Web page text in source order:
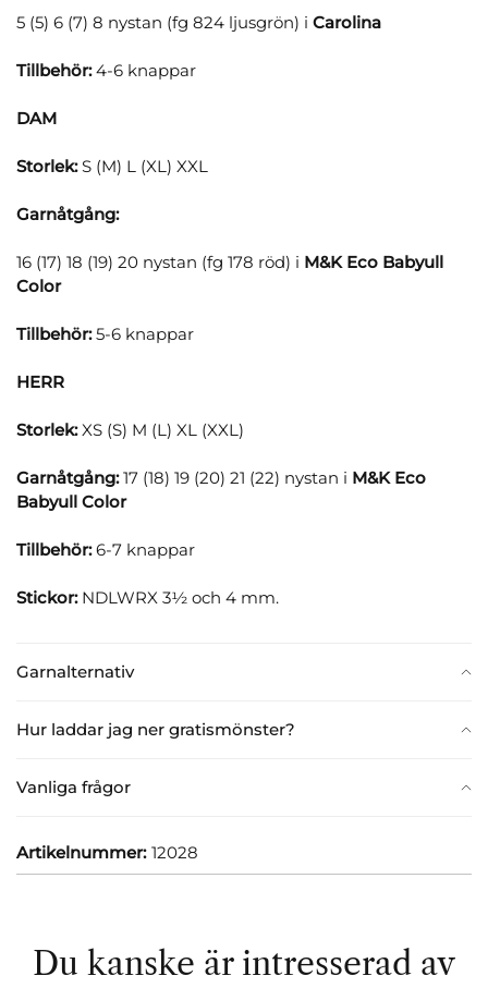
Garnalternativ
Hur laddar jag ner gratismönster?
Vanliga frågor
5 (5) 6 (7) 8 nystan (fg 824 ljusgrön) i Carolina
Tillbehör:4-6 knappar
DAM
Storlek:S (M) L (XL) XXL
Garnåtgång:
16 (17) 18 (19) 20 nystan (fg 178 röd) i M&K Eco Babyull
Color
Tillbehör:5-6 knappar
HERR
Storlek:XS (S) M (L) XL (XXL)
Garnåtgång:17 (18) 19 (20) 21 (22) nystan i M&K Eco
Babyull Color
Tillbehör:6-7 knappar
Stickor:NDLWRX 3½ och 4 mm.
Artikelnummer: 12028
Du kanske är intresserad av